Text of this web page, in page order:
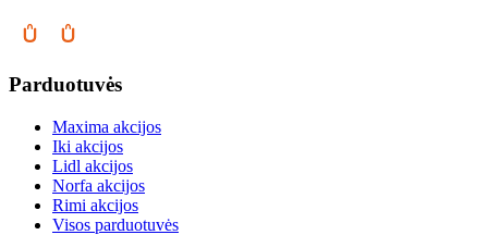
Parduotuvės
Maxima akcijos
Iki akcijos
Lidl akcijos
Norfa akcijos
Rimi akcijos
Visos parduotuvės